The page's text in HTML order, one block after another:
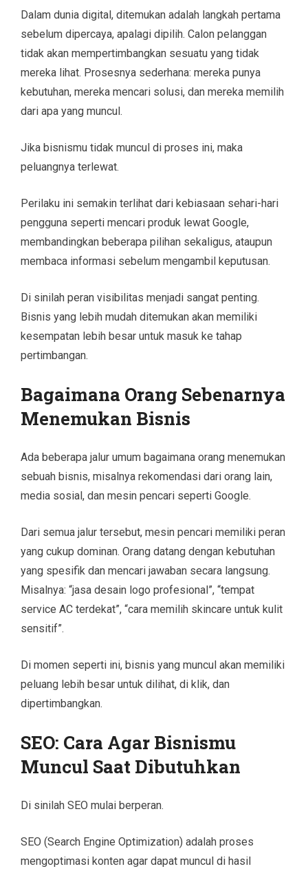
Dalam dunia digital, ditemukan adalah langkah pertama
sebelum dipercaya, apalagi dipilih. Calon pelanggan
tidak akan mempertimbangkan sesuatu yang tidak
mereka lihat. Prosesnya sederhana: mereka punya
kebutuhan, mereka mencari solusi, dan mereka memilih
dari apa yang muncul.
Jika bisnismu tidak muncul di proses ini, maka
peluangnya terlewat.
Perilaku ini semakin terlihat dari kebiasaan sehari-hari
pengguna seperti mencari produk lewat Google,
membandingkan beberapa pilihan sekaligus, ataupun
membaca informasi sebelum mengambil keputusan.
Di sinilah peran visibilitas menjadi sangat penting.
Bisnis yang lebih mudah ditemukan akan memiliki
kesempatan lebih besar untuk masuk ke tahap
pertimbangan.
Bagaimana Orang Sebenarnya
Menemukan Bisnis
Ada beberapa jalur umum bagaimana orang menemukan
sebuah bisnis, misalnya rekomendasi dari orang lain,
media sosial, dan mesin pencari seperti Google.
Dari semua jalur tersebut, mesin pencari memiliki peran
yang cukup dominan. Orang datang dengan kebutuhan
yang spesifik dan mencari jawaban secara langsung.
Misalnya: “jasa desain logo profesional”, “tempat
service AC terdekat”, “cara memilih skincare untuk kulit
sensitif”.
Di momen seperti ini, bisnis yang muncul akan memiliki
peluang lebih besar untuk dilihat, di klik, dan
dipertimbangkan.
SEO: Cara Agar Bisnismu
Muncul Saat Dibutuhkan
Di sinilah SEO mulai berperan.
SEO (Search Engine Optimization) adalah proses
mengoptimasi konten agar dapat muncul di hasil